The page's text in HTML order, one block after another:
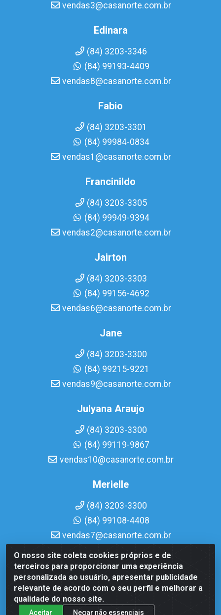
O nosso site coleta cookies próprios e de
terceiros para proporcionar uma experiência
personalizada ao usuário, apresentar publicidade
relevante de acordo com o seu perfil e melhorar a
qualidade do nosso site.
Aceitar Negar não essenciais
vendas3@casanorte.com.br
Edinara
(84) 3203-3346
(84) 99193-4409
vendas8@casanorte.com.br
Fabio
(84) 3203-3301
(84) 99984-0834
vendas1@casanorte.com.br
Francinildo
(84) 3203-3305
(84) 99949-9394
vendas2@casanorte.com.br
Jairton
(84) 3203-3303
(84) 99156-4692
vendas6@casanorte.com.br
Jane
(84) 3203-3300
(84) 99215-9221
vendas9@casanorte.com.br
Julyana Araujo
(84) 3203-3300
(84) 99119-9867
vendas10@casanorte.com.br
Merielle
(84) 3203-3300
(84) 99108-4408
vendas7@casanorte.com.br
Casa Norte LTDA - Av. Interventor Mário Câmara, 1815 -
Dix-Sept Rosado, Natal/RN - CEP 59054-600 - CNPJ
08.713.513/0001-51